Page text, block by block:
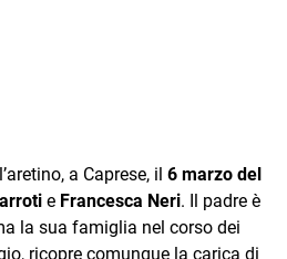
a Caprese, il 6 marzo del
e Francesca Neri. Il padre è
la sua famiglia nel corso dei
ricopre comunque la carica di